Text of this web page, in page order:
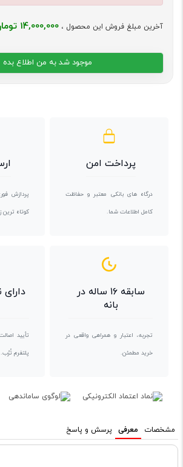
آخرین مبلغ فروش این محصول ، 14,000,000 تومان
موجود شد به من اطلاع بده
پرداخت امن
درگاه های بانکی معتبر و حفاظت
کامل اطلاعات شما.
پردازش
کوتاه ترین
سابقه ۱۶ ساله در
بانه
تجربه، اعتبار و همراهی واقعی در
خرید مطمئن.
تأیید
پلتفرم تُرُب.
مشخصات معرفی پرسش و پاسخ